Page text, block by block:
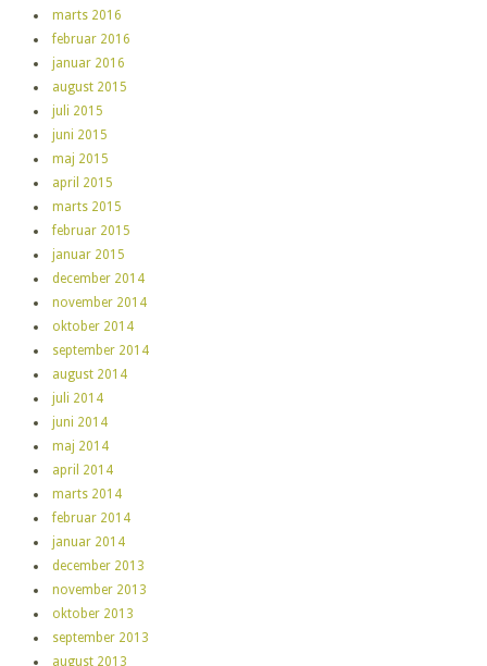
marts 2016
februar 2016
januar 2016
august 2015
juli 2015
juni 2015
maj 2015
april 2015
marts 2015
februar 2015
januar 2015
december 2014
november 2014
oktober 2014
september 2014
august 2014
juli 2014
juni 2014
maj 2014
april 2014
marts 2014
februar 2014
januar 2014
december 2013
november 2013
oktober 2013
september 2013
august 2013